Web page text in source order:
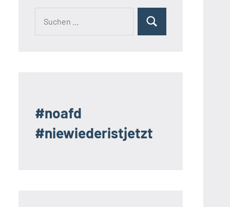
Suchen
#noafd
#niewiederistjetzt